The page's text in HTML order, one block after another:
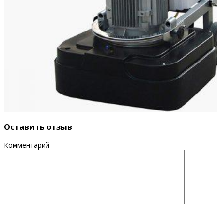
Оставить отзыв
Комментарий